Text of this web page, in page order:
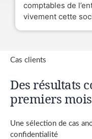
comptables de
vivement cette
Cas clients
Des résultats
premiers mois
Une sélection de cas
confidentialité